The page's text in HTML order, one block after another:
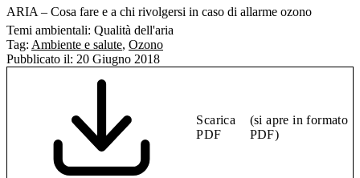
ARIA – Cosa fare e a chi rivolgersi in caso di allarme ozono
Temi ambientali: Qualità dell'aria
Tag: Ambiente e salute, Ozono
Pubblicato il: 20 Giugno 2018
Scarica
PDF
(si apre in formato
PDF)